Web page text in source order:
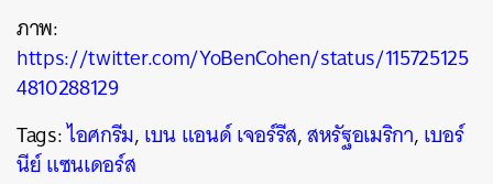
ภาพ:
https://twitter.com/YoBenCohen/status/115725125
4810288129
Tags:ไอศกรีม,เบน แอนด์ เจอร์รีส,สหรัฐอเมริกา,เบอร์
นีย์ แซนเดอร์ส